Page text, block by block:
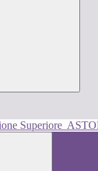
Superiore